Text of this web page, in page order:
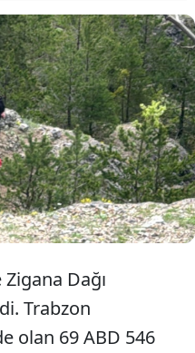
sürücüsünün
çıkan motosikletin
kazada 1 kişi
Dağı
Trabzon
olan 69 ABD 546